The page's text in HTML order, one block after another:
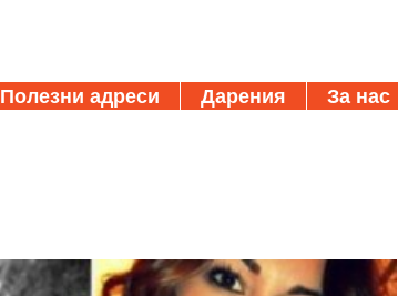
Полезни адреси Дарения За нас